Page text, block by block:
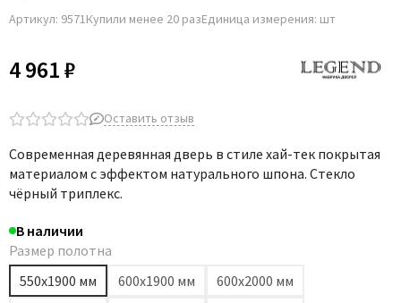
Артикул: 9571Купили менее 20 разЕдиница измерения: шт
4 961 ₽
Оставить отзыв
Современная деревянная дверь в стиле хай-тек покрытая
материалом с эффектом натурального шпона. Стекло
чёрный триплекс.
В наличии
Размер полотна
550х1900 мм
600х1900 мм
600х2000 мм